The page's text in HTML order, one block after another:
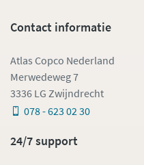
Contact informatie
Atlas Copco Nederland
Merwedeweg 7
3336 LG Zwijndrecht
078 - 623 02 30
24/7 support